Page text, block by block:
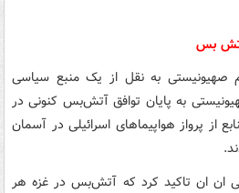
آتش بس
صهیونیستی به نقل از یک منبع سیاسی
به پایان توافق آتش‌بس کنونی در
از پرواز هواپیماهای اسرائیلی در آسمان
سی ان ان تاکید کرد که آتش‌بس در غزه هر